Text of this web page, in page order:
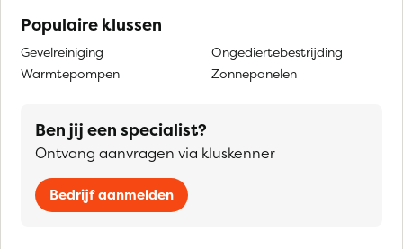
Populaire klussen
Gevelreiniging
Warmtepompen
Ongediertebestrijding
Zonnepanelen
Ben jij een specialist?
Ontvang aanvragen via kluskenner
Bedrijf aanmelden